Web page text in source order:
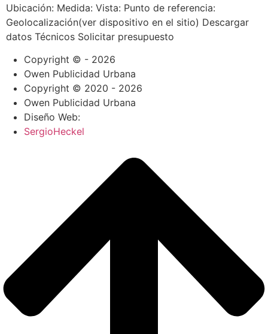
Ubicación: Medida: Vista: Punto de referencia:
Geolocalización(ver dispositivo en el sitio) Descargar
datos Técnicos Solicitar presupuesto
Copyright © - 2026
Owen Publicidad Urbana
Copyright © 2020 - 2026
Owen Publicidad Urbana
Diseño Web:
SergioHeckel